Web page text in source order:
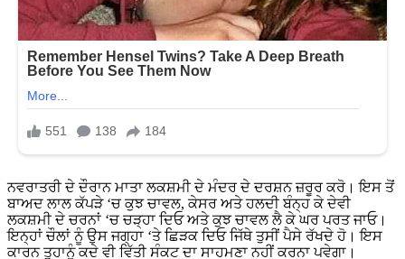
ਨਵਰਾਤਰੀ ਦੇ ਦੌਰਾਨ ਮਾਤਾ ਲਕਸ਼ਮੀ ਦੇ ਮੰਦਰ ਦੇ ਦਰਸ਼ਨ ਜ਼ਰੂਰ ਕਰੋ। ਇਸ ਤੋਂ
ਬਾਅਦ ਲਾਲ ਕੱਪੜੇ ‘ਚ ਕੁਝ ਚਾਵਲ, ਕੇਸਰ ਅਤੇ ਹਲਦੀ ਬੰਨ੍ਹ ਕੇ ਦੇਵੀ
ਲਕਸ਼ਮੀ ਦੇ ਚਰਨਾਂ ‘ਚ ਚੜ੍ਹਾ ਦਿਓ ਅਤੇ ਕੁਝ ਚਾਵਲ ਲੈ ਕੇ ਘਰ ਪਰਤ ਜਾਓ।
ਇਨ੍ਹਾਂ ਚੌਲਾਂ ਨੂੰ ਉਸ ਜਗ੍ਹਾ ‘ਤੇ ਛਿੜਕ ਦਿਓ ਜਿੱਥੇ ਤੁਸੀਂ ਪੈਸੇ ਰੱਖਦੇ ਹੋ। ਇਸ
ਕਾਰਨ ਤੁਹਾਨੂੰ ਕਦੇ ਵੀ ਵਿੱਤੀ ਸੰਕਟ ਦਾ ਸਾਹਮਣਾ ਨਹੀਂ ਕਰਨਾ ਪਵੇਗਾ।